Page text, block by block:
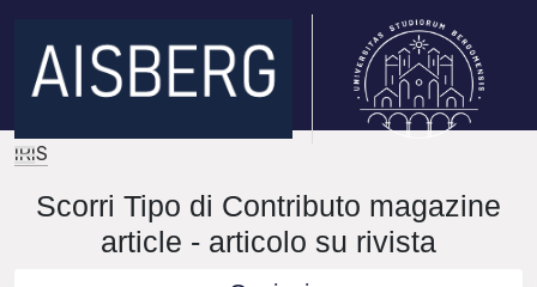
IRIS
Scorri Tipo di Contributo magazine
article - articolo su rivista